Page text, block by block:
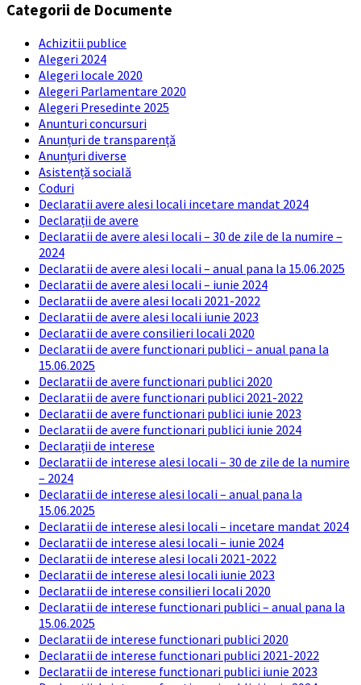
Categorii de Documente
Achizitii publice
Alegeri 2024
Alegeri locale 2020
Alegeri Parlamentare 2020
Alegeri Presedinte 2025
Anunturi concursuri
Anunțuri de transparență
Anunțuri diverse
Asistență socială
Coduri
Declaratii avere alesi locali incetare mandat 2024
Declarații de avere
Declaratii de avere alesi locali – 30 de zile de la numire –
2024
Declaratii de avere alesi locali – anual pana la 15.06.2025
Declaratii de avere alesi locali – iunie 2024
Declaratii de avere alesi locali 2021-2022
Declaratii de avere alesi locali iunie 2023
Declaratii de avere consilieri locali 2020
Declaratii de avere functionari publici – anual pana la
15.06.2025
Declaratii de avere functionari publici 2020
Declaratii de avere functionari publici 2021-2022
Declaratii de avere functionari publici iunie 2023
Declaratii de avere functionari publici iunie 2024
Declarații de interese
Declaratii de interese alesi locali – 30 de zile de la numire
– 2024
Declaratii de interese alesi locali – anual pana la
15.06.2025
Declaratii de interese alesi locali – incetare mandat 2024
Declaratii de interese alesi locali – iunie 2024
Declaratii de interese alesi locali 2021-2022
Declaratii de interese alesi locali iunie 2023
Declaratii de interese consilieri locali 2020
Declaratii de interese functionari publici – anual pana la
15.06.2025
Declaratii de interese functionari publici 2020
Declaratii de interese functionari publici 2021-2022
Declaratii de interese functionari publici iunie 2023